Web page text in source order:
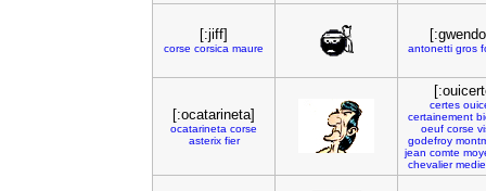
[:jiff]
corse corsica maure antonetti gros
[:ocatarineta]
ocatarineta corse
asterix fier
certes
certainement
oeuf corse
godefroy
jean comte
chevalier